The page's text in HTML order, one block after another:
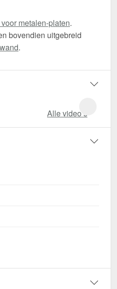
voor metalen-platen.
bovendien uitgebreid
.
Alle video‘s